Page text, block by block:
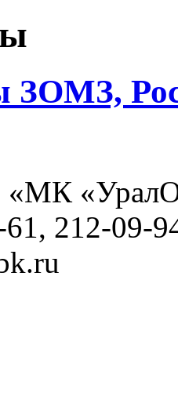
ЗОМЗ,
212-09-